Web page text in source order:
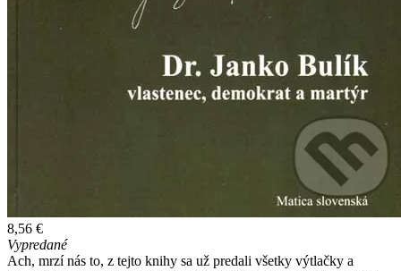
8,56 €
Vypredané
Ach, mrzí nás to, z tejto knihy sa už predali všetky výtlačky a